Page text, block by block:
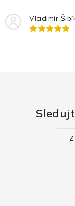
Vladimír